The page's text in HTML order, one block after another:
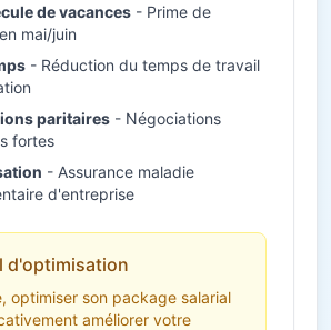
de vacances - Prime de
mai/juin
- Réduction du temps de travail
paritaires - Négociations
fortes
- Assurance maladie
d'entreprise
d'optimisation
optimiser son package salarial
améliorer votre